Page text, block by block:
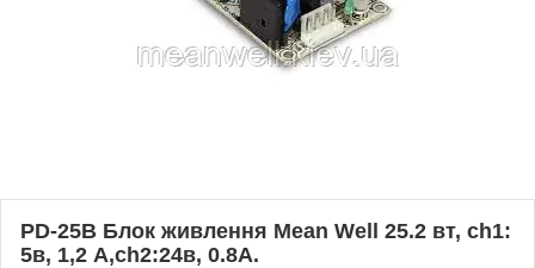
PD-25B Блок живлення Mean Well 25.2 вт, ch1:
5в, 1,2 А,ch2:24в, 0.8А.